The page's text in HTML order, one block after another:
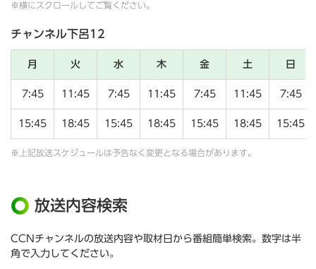
※横にスクロールしてご覧ください。
チャンネル下呂12
月 火 水 木 金 土 日
7:45 11:45 7:45 11:45 7:45 11:45 7:45
15:45 18:45 15:45 18:45 15:45 18:45 15:45
※上記放送スケジュールは予告なく変更となる場合があります。
放送内容検索
CCNチャンネルの放送内容や取材日から番組簡単検索。数字は半
角で入力してください。